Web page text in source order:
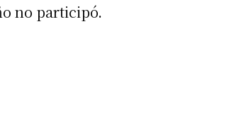
no participó.